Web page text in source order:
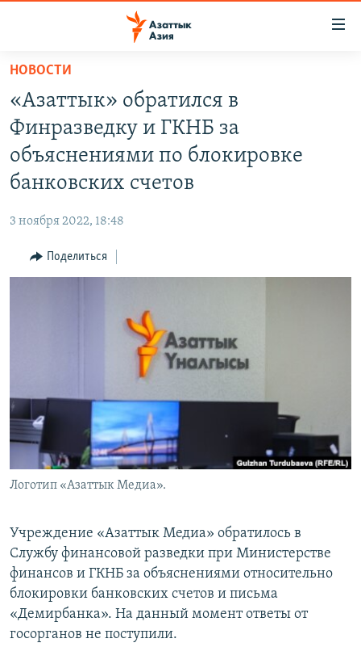
Вернуться
основному
содержанию
Вернутся
главной
Вернутся
поиску
КЫРГЫЗСТАН
НОВОСТИ
ВОЙНА В УКРАИНЕ
НА ДРУГИХ ЯЗЫКАХ
КЫРГЫЗЧА
ЎЗБЕКЧА
ПОДПИШИТЕСЬ НА НАС В СОЦСЕТЯХ
НОВОСТИ
«Азаттык» обратился в
Финразведку и ГКНБ за
объяснениями по блокировке
банковских счетов
3 ноября 2022, 18:48
Поделиться
Логотип «Азаттык Медиа».
Учреждение «Азаттык Медиа» обратилось в
Службу финансовой разведки при Министерстве
финансов и ГКНБ за объяснениями относительно
блокировки банковских счетов и письма
«Демирбанка». На данный момент ответы от
госорганов не поступили.